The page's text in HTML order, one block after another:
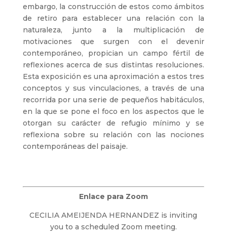
embargo, la construcción de estos como ámbitos
de retiro para establecer una relación con la
naturaleza, junto a la multiplicación de
motivaciones que surgen con el devenir
contemporáneo, propician un campo fértil de
reflexiones acerca de sus distintas resoluciones.
Esta exposición es una aproximación a estos tres
conceptos y sus vinculaciones, a través de una
recorrida por una serie de pequeños habitáculos,
en la que se pone el foco en los aspectos que le
otorgan su carácter de refugio mínimo y se
reflexiona sobre su relación con las nociones
contemporáneas del paisaje.
Enlace para Zoom
CECILIA AMEIJENDA HERNANDEZ is inviting
you to a scheduled Zoom meeting.